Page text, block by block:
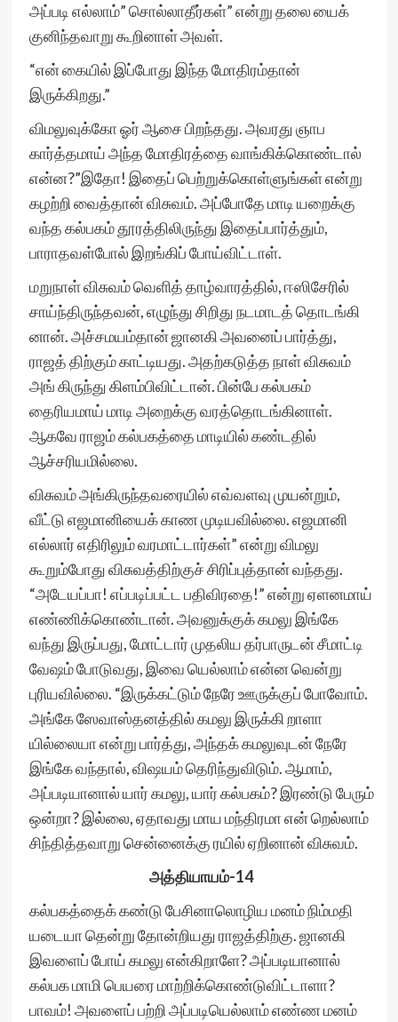
அப்படி எல்லாம்” சொல்லாதீர்கள்” என்று தலை யைக்
குனிந்தவாறு கூறினாள் அவள்.
“என் கையில் இப்போது இந்த மோதிரம்தான்
இருக்கிறது.”
விமலுவுக்கோ ஓர் ஆசை பிறந்தது. அவரது ஞாப
கார்த்தமாய் அந்த மோதிரத்தை வாங்கிக்கொண்டால்
என்ன?”இதோ! இதைப் பெற்றுக்கொள்ளுங்கள் என்று
கழற்றி வைத்தான் விசுவம். அப்போதே மாடி யறைக்கு
வந்த கல்பகம் தூரத்திலிருந்து இதைப்பார்த்தும்,
பாராதவள்போல் இறங்கிப் போய்விட்டாள்.
மறுநாள் விசுவம் வெளித் தாழ்வாரத்தில், ஈஸிசேரில்
சாய்ந்திருந்தவன், எழுந்து சிறிது நடமாடத் தொடங்கி
னான். அச்சமயம்தான் ஜானகி அவனைப் பார்த்து,
ராஜத் திற்கும் காட்டியது. அதற்கடுத்த நாள் விசுவம்
அங் கிருந்து கிளம்பிவிட்டான். பின்பே கல்பகம்
தைரியமாய் மாடி அறைக்கு வரத்தொடங்கினாள்.
ஆகவே ராஜம் கல்பகத்தை மாடியில் கண்டதில்
ஆச்சரியமில்லை.
விசுவம் அங்கிருந்தவரையில் எவ்வளவு முயன்றும்,
வீட்டு எஜமானியைக் காண முடியவில்லை. எஜமானி
எல்லார் எதிரிலும் வரமாட்டார்கள்” என்று விமலு
கூறும்போது விசுவத்திற்குச் சிரிப்புத்தான் வந்தது.
“அடேயப்பா! எப்படிப்பட்ட பதிவிரதை!” என்று ஏளனமாய்
எண்ணிக்கொண்டான். அவனுக்குக் கமலு இங்கே
வந்து இருப்பது, மோட்டார் முதலிய தர்பாருடன் சீமாட்டி
வேஷம் போடுவது, இவை யெல்லாம் என்ன வென்று
புரியவில்லை. “இருக்கட்டும் நேரே ஊருக்குப் போவோம்.
அங்கே ஸேவாஸ்தனத்தில் கமலு இருக்கி றாளா
யில்லையா என்று பார்த்து, அந்தக் கமலுவுடன் நேரே
இங்கே வந்தால், விஷயம் தெரிந்துவிடும். ஆமாம்,
அப்படியானால் யார் கமலு, யார் கல்பகம்? இரண்டு பேரும்
ஒன்றா? இல்லை, ஏதாவது மாய மந்திரமா என் றெல்லாம்
சிந்தித்தவாறு சென்னைக்கு ரயில் ஏறினான் விசுவம்.
அத்தியாயம்-14
கல்பகத்தைக் கண்டு பேசினாலொழிய மனம் நிம்மதி
யடையா தென்று தோன்றியது ராஜத்திற்கு. ஜானகி
இவளைப் போய் கமலு என்கிறாளே? அப்படியானால்
கல்பக மாமி பெயரை மாற்றிக்கொண்டுவிட்டாளா?
பாவம்! அவளைப் பற்றி அப்படியெல்லாம் எண்ண மனம்